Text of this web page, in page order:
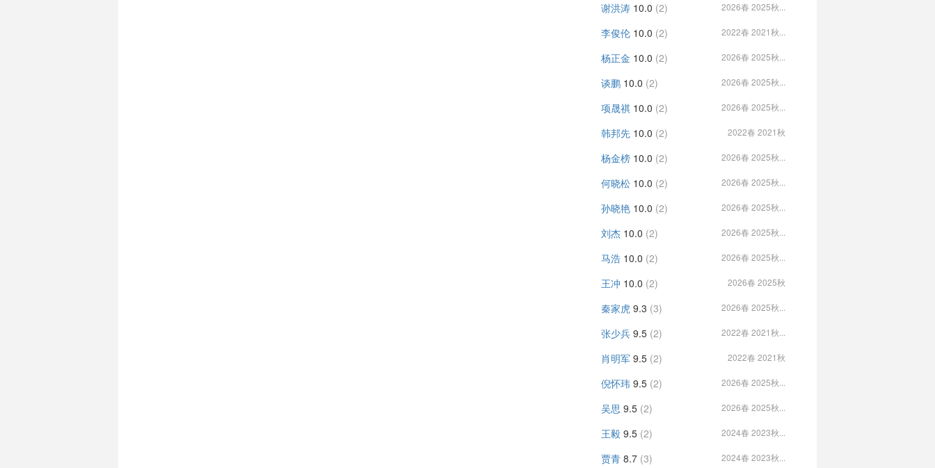
谢洪涛 10.0 (2) 2026春 2025秋...
李俊伦 10.0 (2) 2022春 2021秋...
杨正金 10.0 (2) 2026春 2025秋...
谈鹏 10.0 (2) 2026春 2025秋...
项晟祺 10.0 (2) 2026春 2025秋...
韩邦先 10.0 (2) 2022春 2021秋
杨金榜 10.0 (2) 2026春 2025秋...
何晓松 10.0 (2) 2026春 2025秋...
孙晓艳 10.0 (2) 2026春 2025秋...
刘杰 10.0 (2) 2026春 2025秋...
马浩 10.0 (2) 2026春 2025秋...
王冲 10.0 (2) 2026春 2025秋
秦家虎 9.3 (3) 2026春 2025秋...
张少兵 9.5 (2) 2022春 2021秋...
肖明军 9.5 (2) 2022春 2021秋
倪怀玮 9.5 (2) 2026春 2025秋...
吴思 9.5 (2) 2026春 2025秋...
王毅 9.5 (2) 2024春 2023秋...
贾青 8.7 (3) 2024春 2023秋...